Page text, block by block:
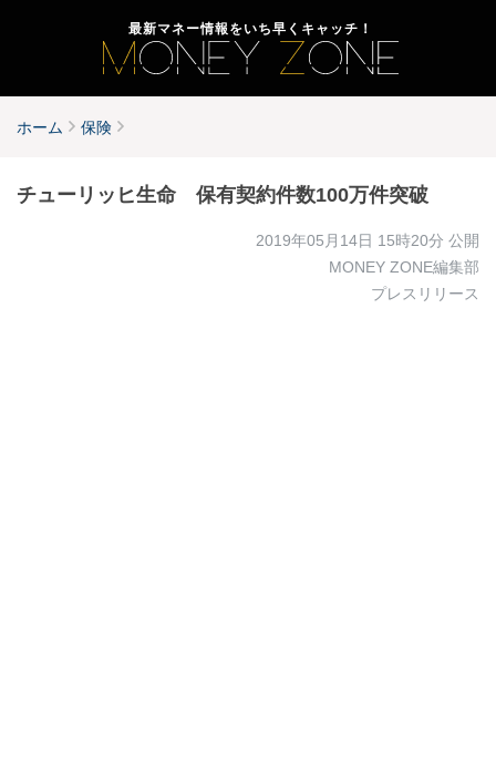
最新マネー情報をいち早くキャッチ！
ホーム 保険
チューリッヒ生命 保有契約件数100万件突破
2019年05月14日 15時20分 公開
MONEY ZONE編集部
プレスリリース